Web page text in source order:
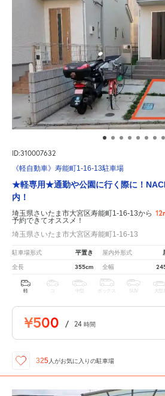
ID:310007632
《軽自動車》寿能町1-16-13駐車場
★軽専用★通勤や公園に行く際に！
内！
埼玉県さいたま市大宮区寿能町1-16-13から
予約できてオススメ！
埼玉県さいたま市大宮区寿能町1-16-13
駐車場形式 平置き 屋内外形式
全長 355cm 全幅
軽 中型 ボックス SUV 大型車
¥500 / 24 時間
325 人がお気に入りの駐車場